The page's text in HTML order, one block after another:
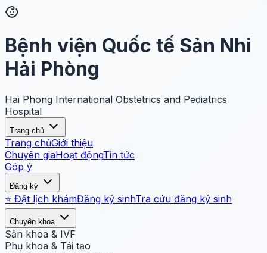
Bệnh viện Quốc tế Sản Nhi
Hải Phòng
Hai Phong International Obstetrics and Pediatrics
Hospital
Trang chủ
Trang chủGiới thiệu
Chuyên giaHoạt độngTin tức
Góp ý
Đăng ký
⭐ Đặt lịch khámĐăng ký sinhTra cứu đăng ký sinh
Chuyên khoa
Sản khoa & IVF
Phụ khoa & Tái tạo